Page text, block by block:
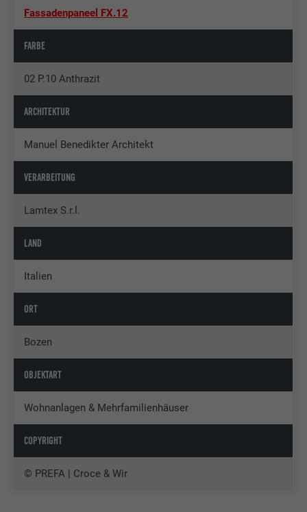
Fassadenpaneel FX.12
FARBE
02 P.10 Anthrazit
ARCHITEKTUR
Manuel Benedikter Architekt
VERARBEITUNG
Lamtex S.r.l.
LAND
Italien
ORT
Bozen
OBJEKTART
Wohnanlagen & Mehrfamilienhäuser
COPYRIGHT
© PREFA | Croce & Wir